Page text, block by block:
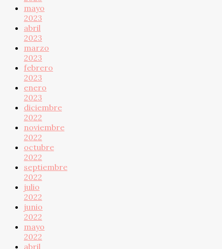
mayo
2023
abril
2023
marzo
2023
febrero
2023
enero
2023
diciembre
2022
noviembre
2022
octubre
2022
septiembre
2022
julio
2022
junio
2022
mayo
2022
abril